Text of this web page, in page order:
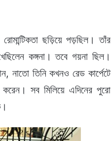
ছড়িয়ে পড়ছিল। তাঁর
কঙ্গনা। তবে গয়না ছিল।
নাতো তিনি কখনও রেড কার্পেটে
সব মিলিয়ে এদিনের পুরো